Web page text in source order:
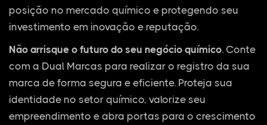
posição no mercado químico e protegendo seu
investimento em inovação e reputação.
Não arrisque o futuro do seu negócio químico. Conte
com a Dual Marcas para realizar o registro da sua
marca de forma segura e eficiente. Proteja sua
identidade no setor químico, valorize seu
empreendimento e abra portas para o crescimento